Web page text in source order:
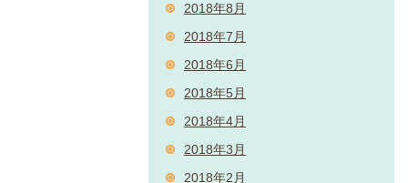
2018年8月
2018年7月
2018年6月
2018年5月
2018年4月
2018年3月
2018年2月